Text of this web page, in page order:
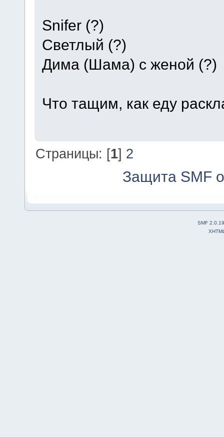
Snifer (?)
Светлый (?)
Дима (Шама) с женой (?)
Что тащим, как еду
Страницы: [1] 2
Защита SMF
SMF 2.0.19